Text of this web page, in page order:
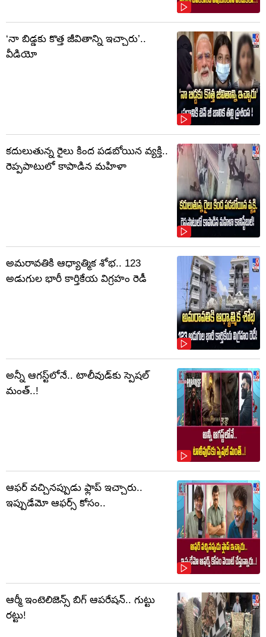
‘నా బిడ్డకు కొత్త జీవితాన్ని ఇచ్చారు’..
వీడియో
కదులుతున్న రైలు కింద పడబోయిన వ్యక్తి..
రెప్పపాటులో కాపాడిన మహిళా
అమరావతికి ఆధ్యాత్మిక శోభ.. 123
అడుగుల భారీ కార్తికేయ విగ్రహం రెడీ
అన్నీ ఆగస్ట్‌లోనే.. టాలీవుడ్‌కు స్పెషల్
మంత్..!
ఆఫర్ వచ్చినప్పుడు ఫ్లాప్ ఇచ్చారు..
ఇప్పుడేమో ఆఫర్స్ కోసం..
ఆర్మీ ఇంటెలిజెన్స్ బిగ్ ఆపరేషన్.. గుట్టు
రట్టు!